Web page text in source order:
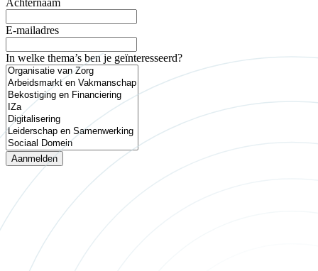
E-mailadres
In welke thema’s ben je geïnteresseerd?
Aanmelden